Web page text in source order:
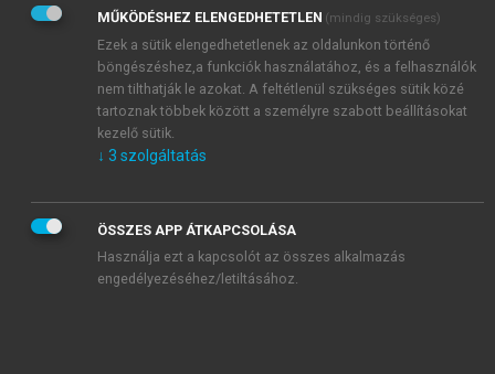
Adatkezelési tájékoztatóbanfoglaltakat tudomásul
veszem és elfogadom.
Általános vásárlási feltételeket, valamint a szotar.netés a
mersz.huoldalak licencszerződéseiben foglaltakat
tudomásul veszem és elfogadom.
KIPRÓBÁLOM
MŰKÖDÉSHEZ ELENGEDHETETLEN (mindig szükséges)
Ezek a sütik elengedhetetlenek az oldalunkon történő
böngészéshez,a funkciók használatához, és a felhasználók
nem tilthatják le azokat. A feltétlenül szükséges sütik közé
tartoznak többek között a személyre szabott beállításokat
kezelő sütik.
↓ 3 szolgáltatás
ÖSSZES APP ÁTKAPCSOLÁSA
Használja ezt a kapcsolót az összes alkalmazás
engedélyezéséhez/letiltásához.